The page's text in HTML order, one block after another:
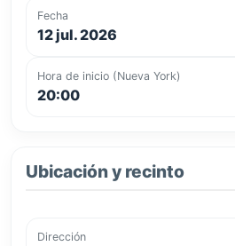
Fecha
12 jul. 2026
Hora de inicio (Nueva York)
20:00
Ubicación y recinto
Dirección